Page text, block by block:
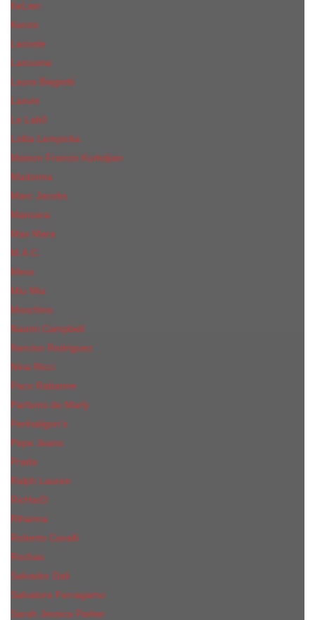
КиLian
Kenzo
Lacoste
Lancome
Laura Biagiotti
Lanvin
Lе Lab0
Lolita Lempicka
Maison Francis Kurkdjian
Madonna
Marc Jacobs
Mancera
Max Mara
M.А.C.
Mexx
Miu Miu
Mоsсhino
Naomi Campbell
Narciso Rodriguez
Nina Ricci
Paco Rabanne
Parfums de Marly
Penhaligon's
Pepe Jeans
Prada
Ralph Lauren
RicHarD
Rihanna
Roberto Cavalli
Rochas
Salvador Dali
Salvatore Ferragamo
Sarah Jessica Parker